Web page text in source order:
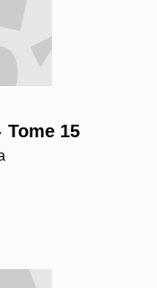
15